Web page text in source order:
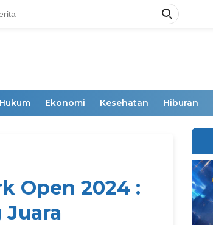
Hukum Ekonomi Kesehatan Hiburan
Open 2024 :